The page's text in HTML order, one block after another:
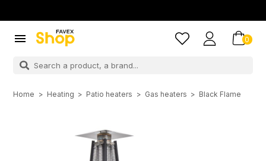
 0
Home Heating Patio heaters Gas heaters Black Flame